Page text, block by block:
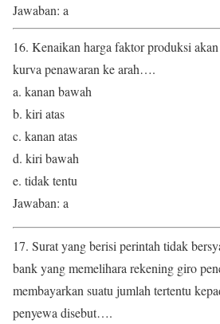
Jawaban: a
16. Kenaikan harga faktor produksi
kurva penawaran ke arah….
a. kanan bawah
b. kiri atas
c. kanan atas
d. kiri bawah
e. tidak tentu
Jawaban: a
17. Surat yang berisi perintah tidak
bank yang memelihara rekening giro
membayarkan suatu jumlah tertentu
penyewa disebut….